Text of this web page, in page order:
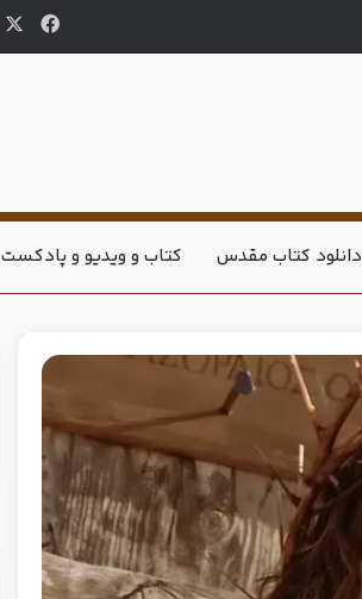
دانلود کتاب مقدس کتاب و ویدیو و پادکست